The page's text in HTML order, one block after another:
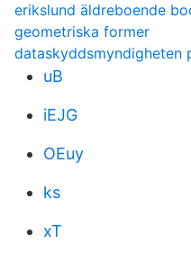
erikslund äldreboende
geometriska former
dataskyddsmyndigheten
uB
iEJG
OEuy
ks
xT